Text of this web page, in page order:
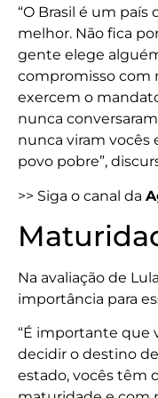
“O Brasil é um
melhor. Não fica
gente elege
compromisso com
exercem o
nunca
nunca viram vocês
povo pobre”,
>> Siga o canal da
Na avaliação de
importância para
“É importante que
decidir o destino
estado, vocês têm